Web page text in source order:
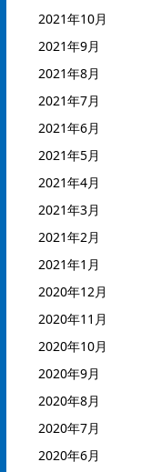
2021年10月
2021年9月
2021年8月
2021年7月
2021年6月
2021年5月
2021年4月
2021年3月
2021年2月
2021年1月
2020年12月
2020年11月
2020年10月
2020年9月
2020年8月
2020年7月
2020年6月